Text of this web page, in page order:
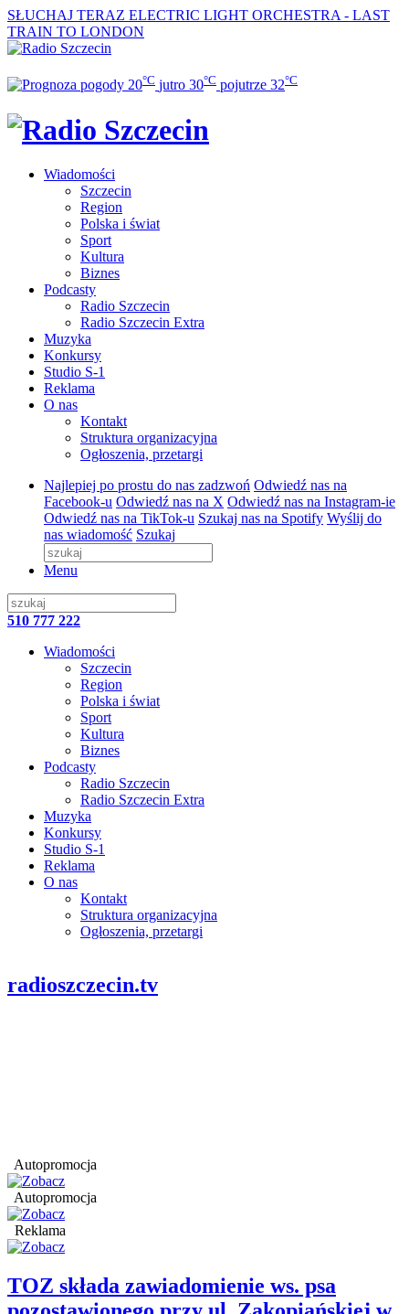
SŁUCHAJ TERAZ ELECTRIC LIGHT ORCHESTRA - LAST
TRAIN TO LONDON
20°C jutro 30°C pojutrze 32°C
Wiadomości
Szczecin
Region
Polska i świat
Sport
Kultura
Biznes
Podcasty
Radio Szczecin
Radio Szczecin Extra
Muzyka
Konkursy
Studio S-1
Reklama
O nas
Kontakt
Struktura organizacyjna
Ogłoszenia, przetargi
Najlepiej po prostu do nas zadzwoń Odwiedź nas na
Facebook-u Odwiedź nas na X Odwiedź nas na Instagram-ie
Odwiedź nas na TikTok-u Szukaj nas na Spotify Wyślij do
nas wiadomość Szukaj
Menu
510 777 222
Wiadomości
Szczecin
Region
Polska i świat
Sport
Kultura
Biznes
Podcasty
Radio Szczecin
Radio Szczecin Extra
Muzyka
Konkursy
Studio S-1
Reklama
O nas
Kontakt
Struktura organizacyjna
Ogłoszenia, przetargi
radioszczecin.tv
Autopromocja
Autopromocja
Reklama
TOZ składa zawiadomienie ws. psa